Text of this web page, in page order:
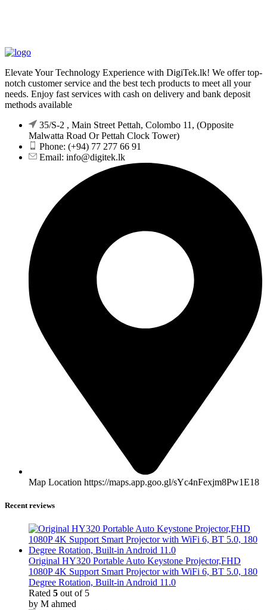
Elevate Your Technology Experience with DigiTek.lk! We offer top-
notch customer service and the best tech products to meet all your
needs. Enjoy fast services with cash on delivery and bank deposit
methods available
35/S-2 , Main Street Pettah, Colombo 11, (Opposite
Malwatta Road Or Pettah Clock Tower)
Phone: (+94) 77 277 66 91
Email: info@digitek.lk
Map Location https://maps.app.goo.gl/sYc4nFexjm8Pw1E18
Recent reviews
Original HY320 Portable Auto Keystone Projector,FHD
1080P 4K Support Smart Projector with WiFi 6, BT 5.0, 180
Degree Rotation, Built-in Android 11.0
Rated 5 out of 5
by M ahmed